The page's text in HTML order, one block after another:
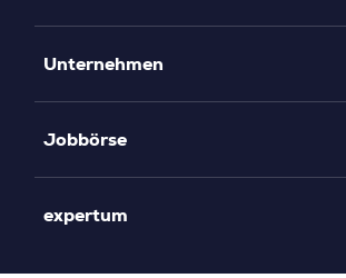
Unternehmen
Jobbörse
expertum